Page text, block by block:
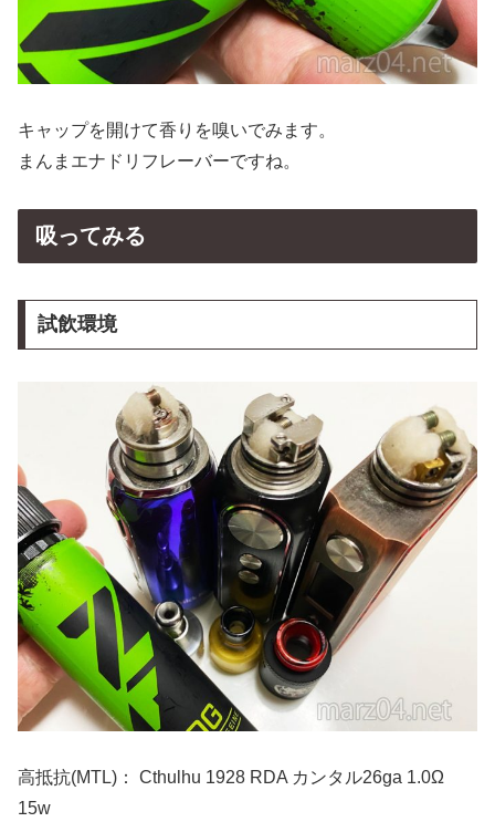
キャップを開けて香りを嗅いでみます。
まんまエナドリフレーバーですね。
吸ってみる
試飲環境
高抵抗(MTL)： Cthulhu 1928 RDA カンタル26ga 1.0Ω
15w